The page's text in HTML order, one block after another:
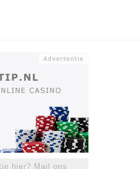
hier? Mail ons